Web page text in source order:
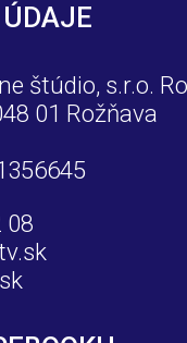
štúdio, s.r.o.
01 Rožňava
08